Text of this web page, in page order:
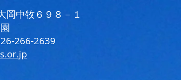
岡中牧６９８－１
266-2639